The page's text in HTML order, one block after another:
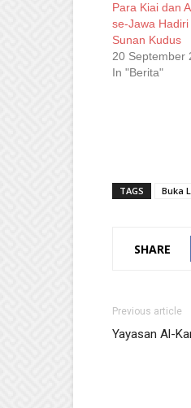
Para Kiai dan
se-Jawa
Sunan Kudus
20 September
In "Berita"
TAGS Buka
SHARE
Previous article
Yayasan Al-